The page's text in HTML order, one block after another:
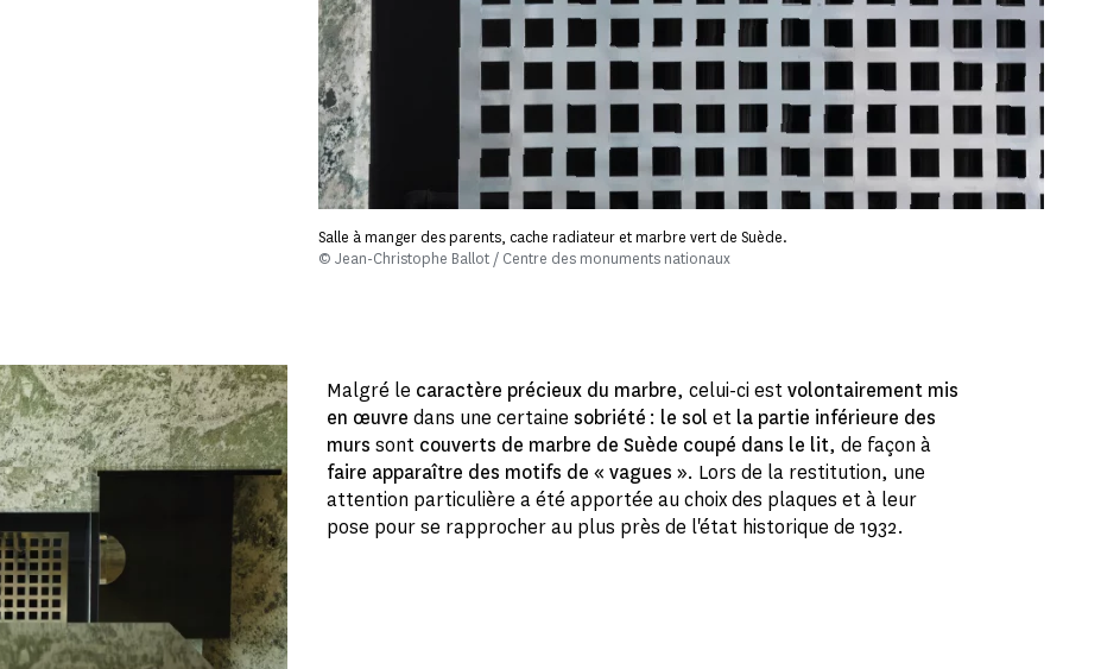
Salle à manger des parents, cache radiateur et marbre vert de Suède.
© Jean-Christophe Ballot / Centre des monuments nationaux
Malgré le caractère précieux du marbre, celui-ci estvolontairement mis
en œuvre dans une certaine sobriété : le sol et la partie inférieure des
murs sont couverts de marbre de Suède coupé dans le lit, de façon à
faire apparaître des motifs de « vagues ». Lors de la restitution, une
attention particulière a été apportée au choix des plaques et à leur
pose pour se rapprocher au plus près de l'état historique de 1932.